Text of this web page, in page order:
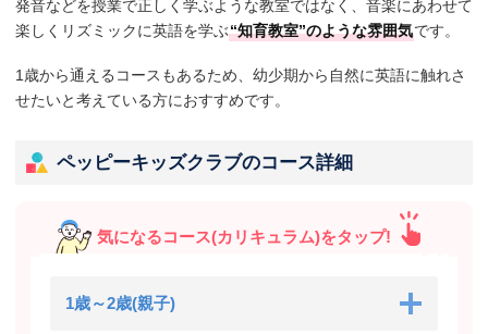
発音などを授業で正しく学ぶような教室ではなく、音楽にあわせて
楽しくリズミックに英語を学ぶ“知育教室”のような雰囲気です。
1歳から通えるコースもあるため、幼少期から自然に英語に触れさ
せたいと考えている方におすすめです。
ペッピーキッズクラブのコース詳細
気になるコース(カリキュラム)をタップ!
1歳～2歳(親子)